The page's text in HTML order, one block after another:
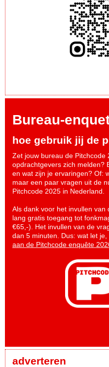
Bureau-
hoe gebruik jij de
Zet jouw bureau de Pitchcode
opdrachtgevers zich melden?
en wat zijn je ervaringen? Of:
maar een paar vragen uit de
Pitchcode 2025 in Nederland.
Als dank voor het invullen
lang gratis toegang tot
€65,-). Het invullen van de
dan 5 minuten. Dus: wat let
aan de Pitchcode enquête
adverteren